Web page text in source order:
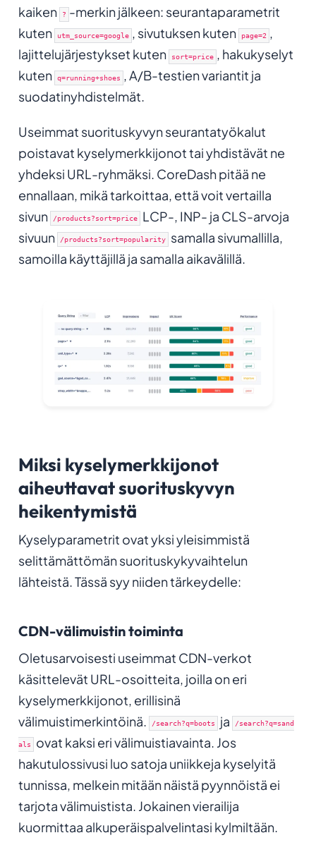
kaiken
? -merkin jälkeen: seurantaparametrit
kuten
utm_source=google , sivutuksen kuten page=2 ,
lajittelujärjestykset kuten
sort=price , hakukyselyt
kuten q=running+shoes , A/B-testien variantit ja
suodatinyhdistelmät.
Useimmat suorituskyvyn seurantatyökalut
poistavat kyselymerkkijonot tai yhdistävät ne
yhdeksi URL-ryhmäksi. CoreDash pitää ne
ennallaan, mikä tarkoittaa, että voit vertailla
sivun
/products?sort=price LCP-, INP- ja CLS-arvoja
sivuun
/products?sort=popularity samalla sivumallilla,
samoilla käyttäjillä ja samalla aikavälillä.
Miksi kyselymerkkijonot
aiheuttavat suorituskyvyn
heikentymistä
Kyselyparametrit ovat yksi yleisimmistä
selittämättömän suorituskykyvaihtelun
lähteistä. Tässä syy niiden tärkeydelle:
CDN-välimuistin toiminta
Oletusarvoisesti useimmat CDN-verkot
käsittelevät URL-osoitteita, joilla on eri
kyselymerkkijonot, erillisinä
välimuistimerkintöinä.
/search?q=boots ja /search?q=sand
als ovat kaksi eri välimuistiavainta. Jos
hakutulossivusi luo satoja uniikkeja kyselyitä
tunnissa, melkein mitään näistä pyynnöistä ei
tarjota välimuistista. Jokainen vierailija
kuormittaa alkuperäispalvelintasi kylmiltään.